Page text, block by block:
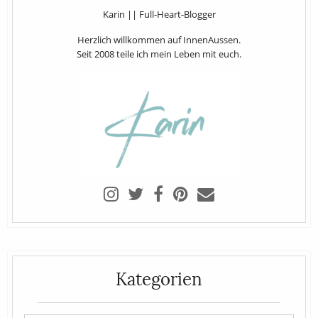
Karin || Full-Heart-Blogger
Herzlich willkommen auf InnenAussen.
Seit 2008 teile ich mein Leben mit euch.
Kategorien